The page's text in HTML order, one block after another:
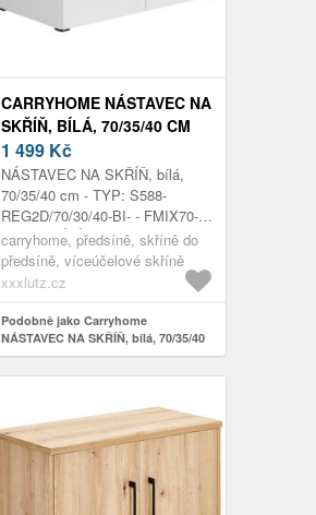
CARRYHOME NÁSTAVEC NA
SKŘÍŇ, BÍLÁ, 70/35/40 CM
1 499 Kč
NÁSTAVEC NA SKŘÍŇ, bílá,
70/35/40 cm - TYP: S588-
REG2D/70/30/40-BI- - FMIX70-
KPL01, BÍLÁ, 2DVEŘE - Š/V/H:
CA. 70/35/40 CM
carryhome, předsíně, skříně do
předsíně, víceúčelové skříně
xxxlutz.cz
Podobně jako Carryhome
NÁSTAVEC NA SKŘÍŇ, bílá, 70/35/40
cm